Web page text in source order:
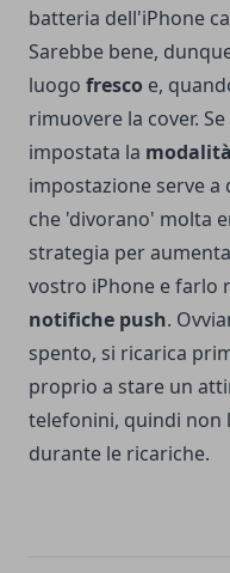
batteria dell'iPhone
Sarebbe bene,
luogo fresco e,
rimuovere la cover.
impostata la
impostazione serve
che 'divorano' molta
strategia per
vostro iPhone e farlo
notifiche push.
spento, si ricarica
proprio a stare un
telefonini, quindi non
durante le ricariche.